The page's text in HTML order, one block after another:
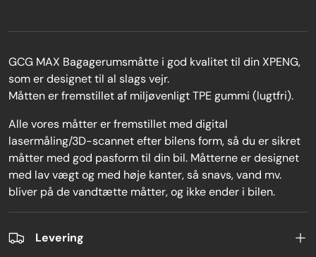
GCG MAX Bagagerumsmåtte i god kvalitet til din XPENG,
som er designet til al slags vejr.
Måtten er fremstillet af miljøvenligt TPE gummi (lugtfri).
Alle vores måtter er fremstillet med digital
lasermåling/3D-scannet efter bilens form, så du er sikret
måtter med god pasform til din bil. Måtterne er designet
med lav vægt og med høje kanter, så snavs, vand mv.
bliver på de vandtætte måtter, og ikke ender i bilen.
Levering